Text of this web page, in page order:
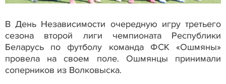
В День Независимости очередную игру третьего
сезона второй лиги чемпионата Республики
Беларусь по футболу команда ФСК «Ошмяны»
провела на своем поле. Ошмянцы принимали
соперников из Волковыска.